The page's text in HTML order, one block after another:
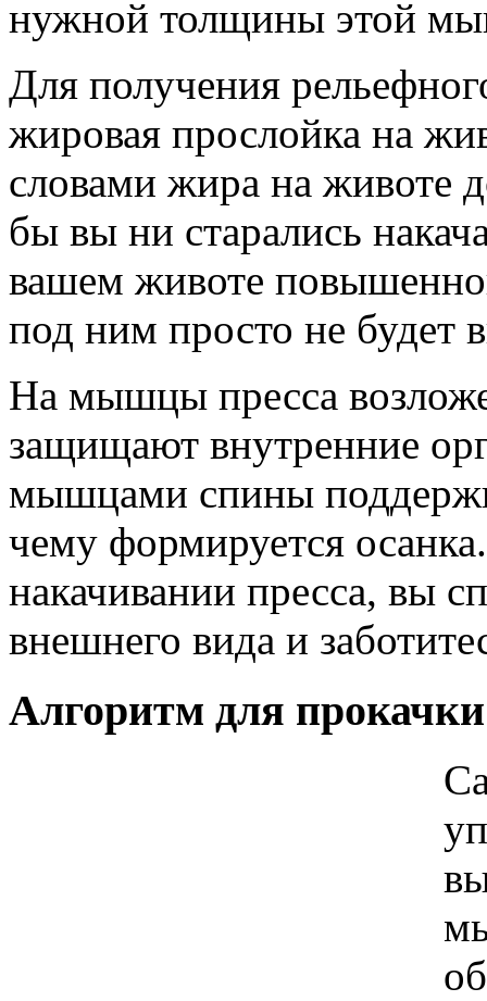
нужной толщины этой
Для получения
жировая прослойка на
словами жира на животе
бы вы ни старались
вашем животе
под ним просто не будет
На мышцы пресса
защищают внутренние
мышцами спины
чему формируется
накачивании пресса, вы
внешнего вида и
Алгоритм для